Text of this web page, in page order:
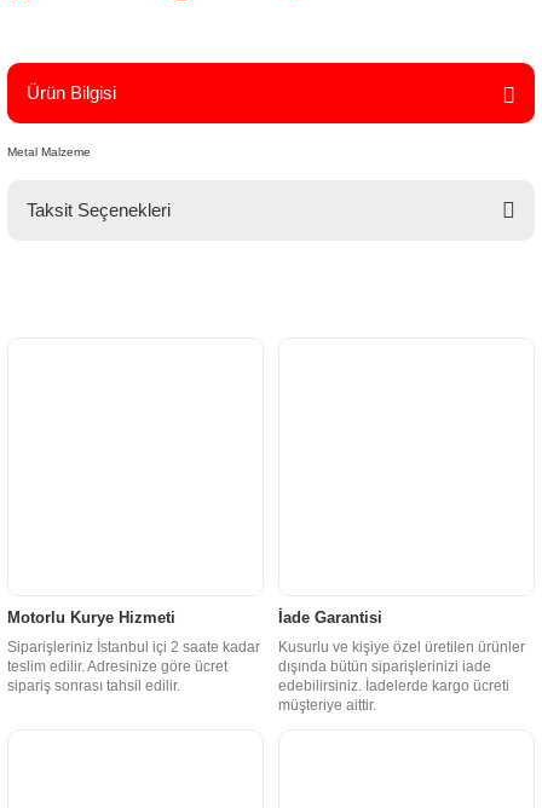
Ürün Bilgisi
Metal Malzeme
Taksit Seçenekleri
Motorlu Kurye Hizmeti
Siparişleriniz İstanbul içi 2 saate kadar
teslim edilir. Adresinize göre ücret
sipariş sonrası tahsil edilir.
İade Garantisi
Kusurlu ve kişiye özel üretilen ürünler
dışında bütün siparişlerinizi iade
edebilirsiniz. İadelerde kargo ücreti
müşteriye aittir.